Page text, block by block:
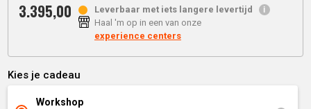
3.395,00
Leverbaar met iets langere levertijd
Haal 'm op in een van onze
experience centers
Kies je cadeau
Workshop